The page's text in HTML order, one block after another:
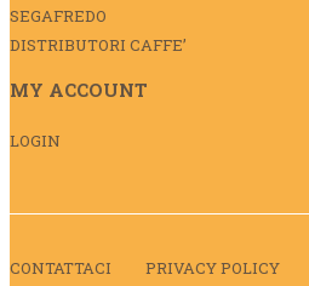
SEGAFREDO
DISTRIBUTORI CAFFE’
MY ACCOUNT
LOGIN
CONTATTACI PRIVACY POLICY